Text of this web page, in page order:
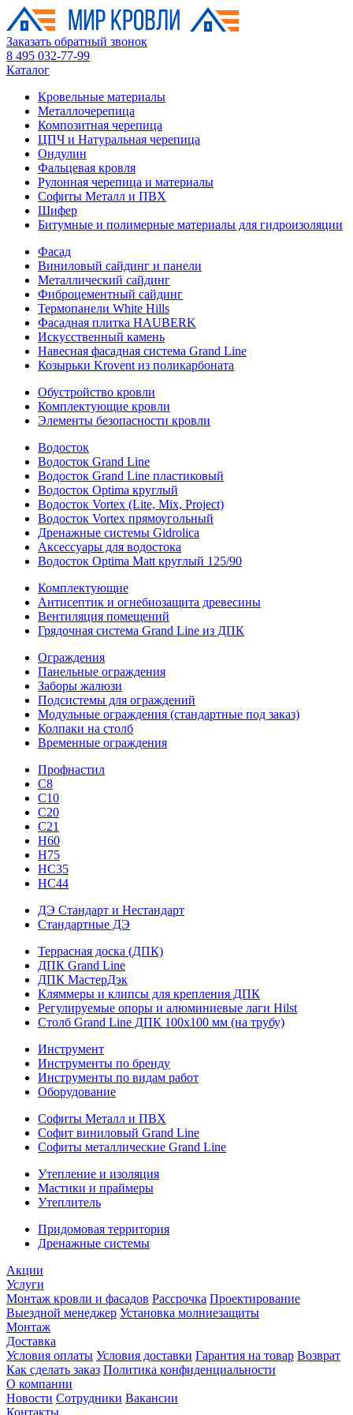
Заказать обратный звонок
8 495 032-77-99
Каталог
Кровельные материалы
Металлочерепица
Композитная черепица
ЦПЧ и Натуральная черепица
Ондулин
Фальцевая кровля
Рулонная черепица и материалы
Софиты Металл и ПВХ
Шифер
Битумные и полимерные материалы для гидроизоляции
Фасад
Виниловый сайдинг и панели
Металлический сайдинг
Фиброцементный сайдинг
Термопанели White Hills
Фасадная плитка HAUBERK
Искусственный камень
Навесная фасадная система Grand Line
Козырьки Krovent из поликарбоната
Обустройство кровли
Комплектующие кровли
Элементы безопасности кровли
Водосток
Водосток Grand Line
Водосток Grand Line пластиковый
Водосток Optima круглый
Водосток Vortex (Lite, Mix, Project)
Водосток Vortex прямоугольный
Дренажные системы Gidrolica
Аксессуары для водостока
Водосток Optima Matt круглый 125/90
Комплектующие
Антисептик и огнебиозащита древесины
Вентиляция помещений
Грядочная система Grand Line из ДПК
Ограждения
Панельные ограждения
Заборы жалюзи
Подсистемы для ограждений
Модульные ограждения (стандартные под заказ)
Колпаки на столб
Временные ограждения
Профнастил
С8
С10
С20
С21
H60
H75
HС35
НС44
ДЭ Стандарт и Нестандарт
Стандартные ДЭ
Террасная доска (ДПК)
ДПК Grand Line
ДПК МастерДэк
Кляммеры и клипсы для крепления ДПК
Регулируемые опоры и алюминиевые лаги Hilst
Столб Grand Line ДПК 100х100 мм (на трубу)
Инструмент
Инструменты по бренду
Инструменты по видам работ
Оборудование
Софиты Металл и ПВХ
Софит виниловый Grand Line
Софиты металлические Grand Line
Утепление и изоляция
Мастики и праймеры
Утеплитель
Придомовая территория
Дренажные системы
Акции
Услуги
Монтаж кровли и фасадов Рассрочка Проектирование
Выездной менеджер Установка молниезащиты
Монтаж
Доставка
Условия оплаты Условия доставки Гарантия на товар Возврат
Как сделать заказ Политика конфиденциальности
О компании
Новости Сотрудники Вакансии
Контакты